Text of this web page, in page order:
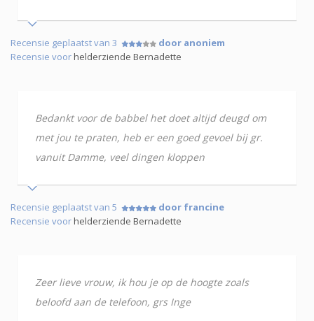
Recensie geplaatst van 3
door anoniem
Recensie voorhelderziende Bernadette
Bedankt voor de babbel het doet altijd deugd om
met jou te praten, heb er een goed gevoel bij gr.
vanuit Damme, veel dingen kloppen
Recensie geplaatst van 5
door francine
Recensie voorhelderziende Bernadette
Zeer lieve vrouw, ik hou je op de hoogte zoals
beloofd aan de telefoon, grs Inge